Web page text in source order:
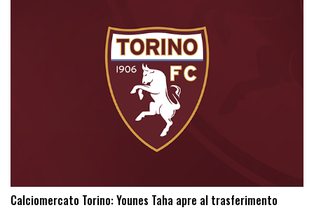
Calciomercato Torino: Younes Taha apre al trasferimento